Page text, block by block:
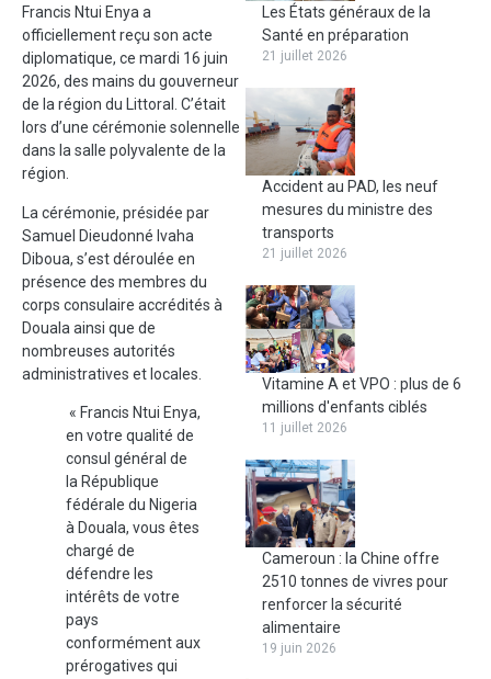
Francis Ntui Enya a
officiellement reçu son acte
diplomatique, ce mardi 16 juin
2026, des mains du gouverneur
de la région du Littoral. C’était
lors d’une cérémonie solennelle
dans la salle polyvalente de la
région.
La cérémonie, présidée par
Samuel Dieudonné Ivaha
Diboua, s’est déroulée en
présence des membres du
corps consulaire accrédités à
Douala ainsi que de
nombreuses autorités
administratives et locales.
« Francis Ntui Enya,
en votre qualité de
consul général de
la République
fédérale du Nigeria
à Douala, vous êtes
chargé de
défendre les
intérêts de votre
pays
conformément aux
prérogatives qui
Les États généraux de la
Santé en préparation
21 juillet 2026
Accident au PAD, les neuf
mesures du ministre des
transports
21 juillet 2026
Vitamine A et VPO : plus de 6
millions d'enfants ciblés
11 juillet 2026
Cameroun : la Chine offre
2510 tonnes de vivres pour
renforcer la sécurité
alimentaire
19 juin 2026